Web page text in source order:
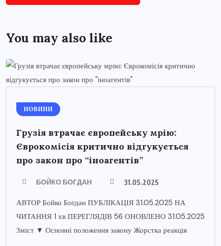
You may also like
НОВИНИ
Грузія втрачає європейську мрію:
Єврокомісія критично відгукується
про закон про “іноагентів”
БОЙКО БОГДАН 31.05.2025
АВТОР Бойко Богдан ПУБЛІКАЦІЯ 31.05.2025 НА
ЧИТАННЯ 1 хв ПЕРЕГЛЯДІВ 56 ОНОВЛЕНО 31.05.2025
Зміст ▼ Основні положення закону Жорстка реакція